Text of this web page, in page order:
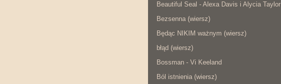
Beautiful Seal - Alexa Davis i Alycia Taylor
Bezsenna (wiersz)
Będąc NIKIM ważnym (wiersz)
błąd (wiersz)
Bossman - Vi Keeland
Ból istnienia (wiersz)